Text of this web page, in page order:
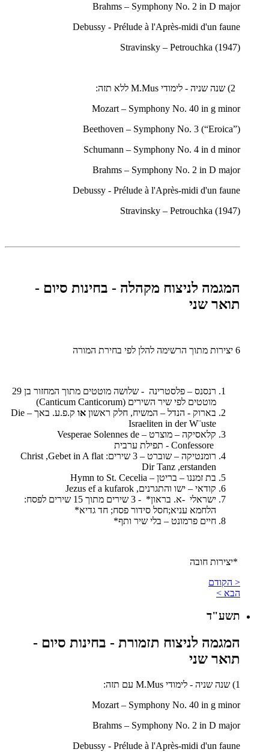
Brahms – Symphony No. 2 in D major
Debussy - Prélude à l'Après-midi d'un faune
Stravinsky – Petrouchka (1947)
M.Mus ללא תזה:
Mozart – Symphony No. 40 in g minor
Beethoven – Symphony No. 3 (“Eroica”)
Schumann – Symphony No. 4 in d minor
Brahms – Symphony No. 2 in D major
Debussy - Prélude à l'Après-midi d'un faune
Stravinsky – Petrouchka (1947)
המגמה לניצוח מקהלה - בחינות סיום -
תואר שני
6 יצירות מתוך הרשימה להלן לפי בחירת המורה
רנסנס – פלסטרינה - שלושה מוטטים מתוך המחזור בן 29
מוטטים לפי שיר השירים (Canticum Canticorum)
בארוק - הנדל – המשיח, חלק ראשון או ק.פ.ע. באך – Die
Israeliten in der W¨uste
קלאסיקה – מוצרט – Vesperae Solennes de
Confessore - תפילת ערבית
רומנטיקה – שוברט – 3 שירים:
Gebet in A flat
,
Christ
erstanden
,
Dir Tanz
בת זמננו – בריטן – Hymn to St. Cecelia
קודאי – ישו והתגרנים, Jezus ef a kufarok
ישראלי -א. בראון* - 3 שירים מתוך 15 שירים לפסח:
הלחמא עניא;חסל סידור פסח; חד גדיא*
חיים פרמונט – בלי שיר ותף*
*יצירות חובה
< הקודם
הבא >
תשע"ד
המגמה לניצוח תזמורת - בחינות סיום -
תואר שני
1) שנה שניה - לימודי M.Mus עם תזה:
Mozart – Symphony No. 40 in g minor
Brahms – Symphony No. 2 in D major
Debussy - Prélude à l'Après-midi d'un faune